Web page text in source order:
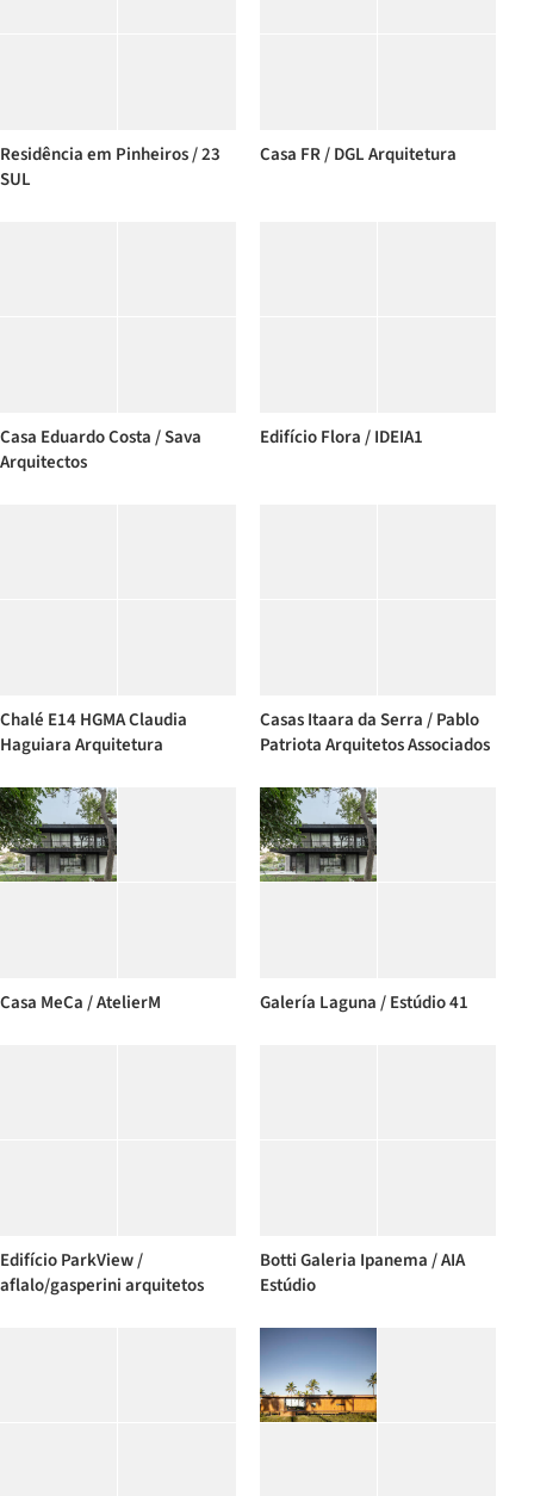
Residência em Pinheiros / 23
SUL
Casa FR / DGL Arquitetura
Casa Eduardo Costa / Sava
Arquitectos
Edifício Flora / IDEIA1
Chalé E14 HGMA Claudia
Haguiara Arquitetura
Casas Itaara da Serra / Pablo
Patriota Arquitetos Associados
Casa MeCa / AtelierM Galería Laguna / Estúdio 41
Edifício ParkView /
aflalo/gasperini arquitetos
Botti Galeria Ipanema / AIA
Estúdio